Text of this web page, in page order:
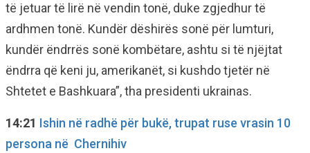
të jetuar të lirë në vendin tonë, duke zgjedhur të
ardhmen tonë. Kundër dëshirës sonë për lumturi,
kundër ëndrrës sonë kombëtare, ashtu si të njëjtat
ëndrra që keni ju, amerikanët, si kushdo tjetër në
Shtetet e Bashkuara”, tha presidenti ukrainas.
14:21 Ishin në radhë për bukë, trupat ruse vrasin 10
persona në Chernihiv